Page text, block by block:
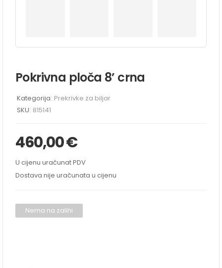
Pokrivna ploča 8’ crna
Kategorija: Prekrivke za biljar
SKU: 815141
460,00€
U cijenu uračunat PDV
Dostava nije uračunata u cijenu
Nema na zalihi